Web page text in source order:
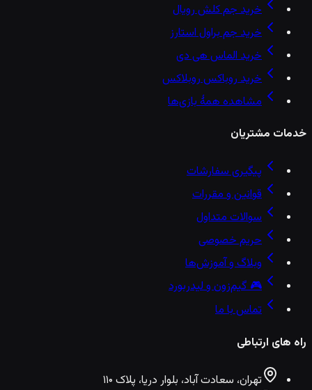
خرید جم کلش رویال
خرید جم براول استارز
خرید الماس هی دی
خرید روباکس روبلاکس
مشاهده همهٔ بازی‌ها
خدمات مشتریان
پیگیری سفارشات
قوانین و مقررات
سوالات متداول
حریم خصوصی
وبلاگ و آموزش‌ها
🎮 گیم‌زون و لیدربورد
تماس با ما
راه های ارتباطی
تهران، سعادت آباد، بلوار دریا، پلاک ۱۱۰